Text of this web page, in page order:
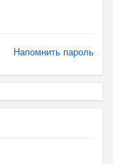
Напомнить пароль